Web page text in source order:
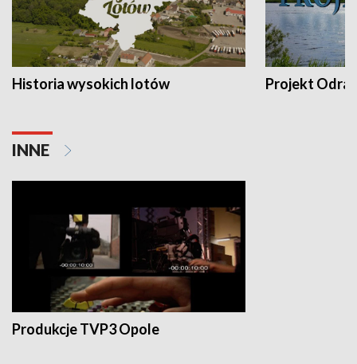
Historia wysokich lotów Projekt Odra
INNE
Produkcje TVP3 Opole